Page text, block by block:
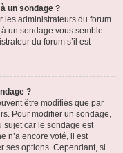
un sondage ?
les administrateurs du forum.
un sondage vous semble
du forum s’il est
?
être modifiés que par
Pour modifier un sondage,
sujet car le sondage est
n’a encore voté, il est
ses options. Cependant, si